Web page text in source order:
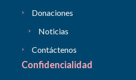
Donaciones
Noticias
Contáctenos
Confidencialidad